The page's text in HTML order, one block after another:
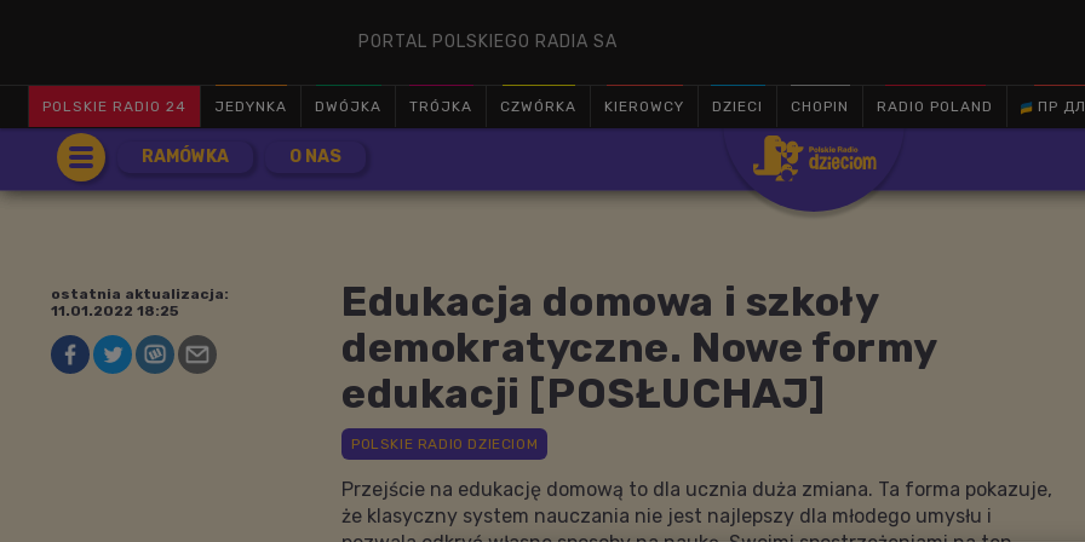
PORTAL POLSKIEGO RADIA SA
POLSKIE RADIO 24 JEDYNKA DWÓJKA TRÓJKA CZWÓRKA KIEROWCY DZIECI CHOPIN RADIO POLAND ПР

RAMÓWKA O NAS
Edukacja domowa i szkoły
demokratyczne. Nowe formy
edukacji [POSŁUCHAJ]
ostatnia aktualizacja:
11.01.2022 18:25
Przejście na edukację domową to dla ucznia duża zmiana. Ta forma pokazuje,
że klasyczny system nauczania nie jest najlepszy dla młodego umysłu i